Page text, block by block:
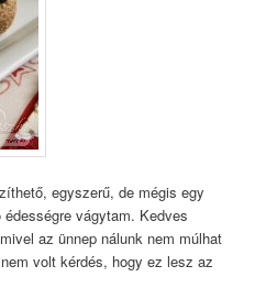
egyszerű, de mégis egy
vágytam. Kedves
az ünnep nálunk nem múlhat
volt kérdés, hogy ez lesz az